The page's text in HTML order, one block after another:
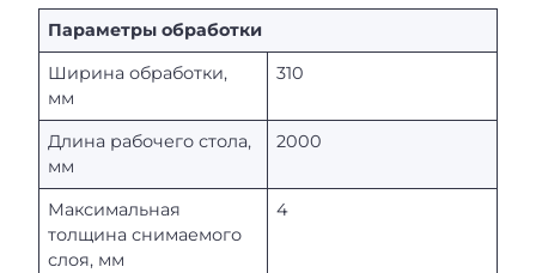
Параметры обработки
Ширина обработки,
мм
310
Длина рабочего стола,
мм
2000
Максимальная
толщина снимаемого
слоя, мм
4